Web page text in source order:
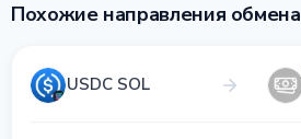
Похожие направления обмена
USDC SOL